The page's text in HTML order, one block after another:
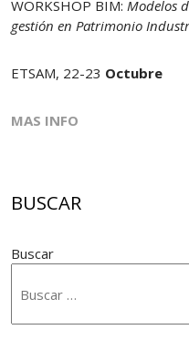
WORKSHOP BIM: Modelos
gestión en Patrimonio
ETSAM, 22-23 Octubre
MAS INFO
BUSCAR
Buscar